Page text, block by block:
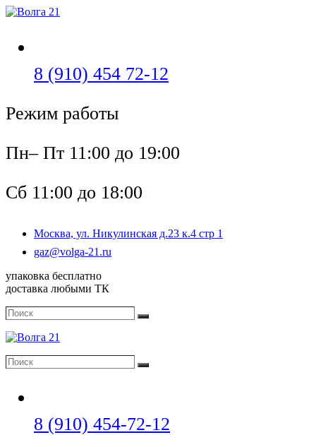
Перейти
8 (910) 454 72-12
Режим работы
Пн– Пт 11:00 до 19:00
Сб 11:00 до 18:00
Москва, ул. Никулинская д.23 к.4 стр 1
gaz@volga-21.ru
упаковка бесплатно
доставка любыми ТК
Поиск
Поиск
Поиск
Поиск
8 (910) 454-72-12